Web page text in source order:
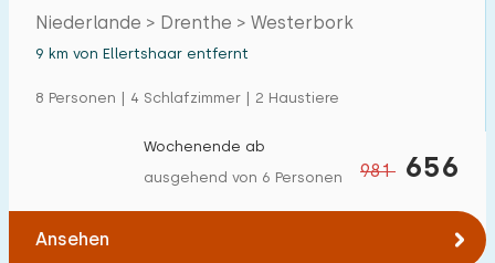
Niederlande > Drenthe > Westerbork
9 km von Ellertshaar entfernt
8 Personen | 4 Schlafzimmer | 2 Haustiere
981 656
Wochenende ab
ausgehend von 6 Personen
Ansehen